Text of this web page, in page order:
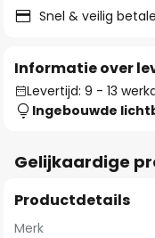
Snel & veilig
Informatie over
Levertijd: 9 - 13
Ingebouwde
Gelijkaardige
Productdetails
Merk